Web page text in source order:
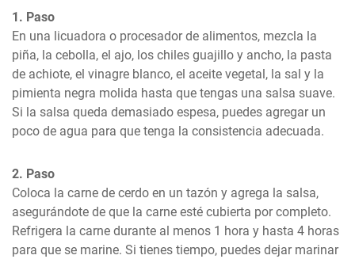
1. Paso
En una licuadora o procesador de alimentos, mezcla la
piña, la cebolla, el ajo, los chiles guajillo y ancho, la pasta
de achiote, el vinagre blanco, el aceite vegetal, la sal y la
pimienta negra molida hasta que tengas una salsa suave.
Si la salsa queda demasiado espesa, puedes agregar un
poco de agua para que tenga la consistencia adecuada.
2. Paso
Coloca la carne de cerdo en un tazón y agrega la salsa,
asegurándote de que la carne esté cubierta por completo.
Refrigera la carne durante al menos 1 hora y hasta 4 horas
para que se marine. Si tienes tiempo, puedes dejar marinar